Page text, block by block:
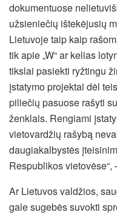
dokumentuose
užsieniečių ištekėjusių
Lietuvoje taip kaip
tik apie „W“ ar kelias
tikslai pasiekti ryžtingu
įstatymo projektai dėl
piliečių pasuose rašyti
ženklais. Rengiami
vietovardžių rašybą
daugiakalbystės
Respublikos vietovėse“,
Ar Lietuvos valdžios,
gale sugebės suvokti